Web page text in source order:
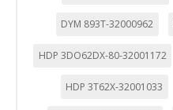
DYM 893T-32000962
HDP 3DO62DX-80-32001172
HDP 3T62X-32001033